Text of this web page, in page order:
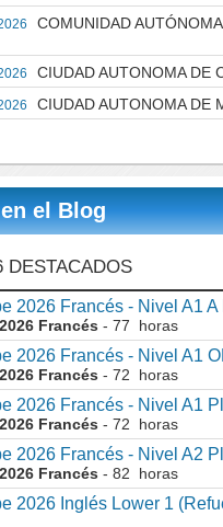
COMUNIDAD
CIUDAD AUTONOMA DE
CIUDAD AUTONOMA DE
el Blog
DESTACADOS
2026 Francés - Nivel A1
Francés - 77 horas
2026 Francés - Nivel A1
Francés - 72 horas
2026 Francés - Nivel A1
Francés - 72 horas
2026 Francés - Nivel A2
Francés - 82 horas
2026 Inglés Lower 1